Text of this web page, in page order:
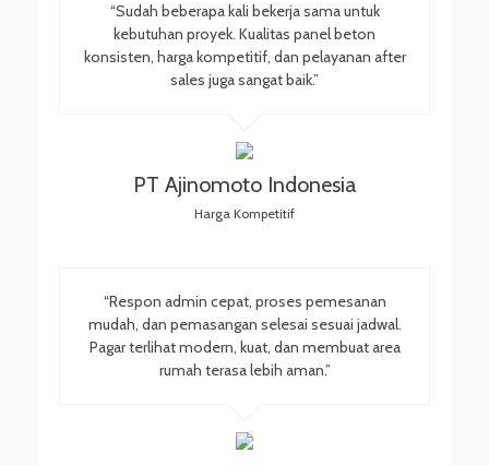
“Sudah beberapa kali bekerja sama untuk
kebutuhan proyek. Kualitas panel beton
konsisten, harga kompetitif, dan pelayanan after
sales juga sangat baik.”
PT Ajinomoto Indonesia
Harga Kompetitif
“Respon admin cepat, proses pemesanan
mudah, dan pemasangan selesai sesuai jadwal.
Pagar terlihat modern, kuat, dan membuat area
rumah terasa lebih aman.”